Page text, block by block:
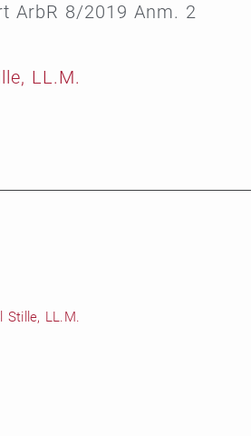
ArbR 8/2019 Anm. 2
LL.M.
Stille, LL.M.